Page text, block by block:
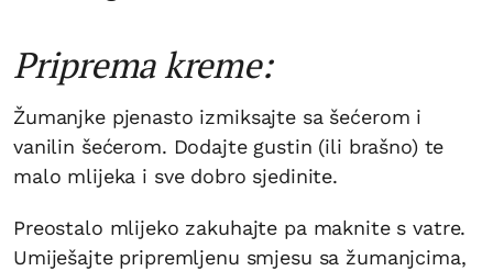
Priprema kreme:
Žumanjke pjenasto izmiksajte sa šećerom i
vanilin šećerom. Dodajte gustin (ili brašno) te
malo mlijeka i sve dobro sjedinite.
Preostalo mlijeko zakuhajte pa maknite s vatre.
Umiješajte pripremljenu smjesu sa žumanjcima,